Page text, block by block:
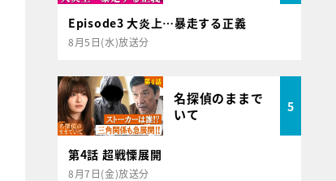
Episode3 大炎上…暴走する正義
8月5日(水)放送分
名探偵のままで
いて
5
第4話 超戦慄展開
8月7日(金)放送分